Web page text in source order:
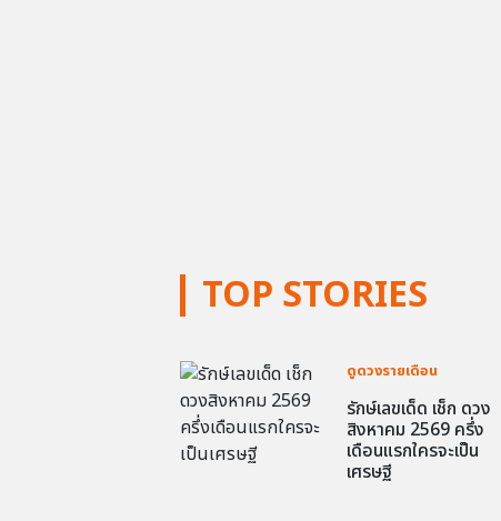
TOP STORIES
ดูดวงรายเดือน
รักษ์เลขเด็ด เช็ก ดวง
สิงหาคม 2569 ครึ่ง
เดือนแรกใครจะเป็น
เศรษฐี